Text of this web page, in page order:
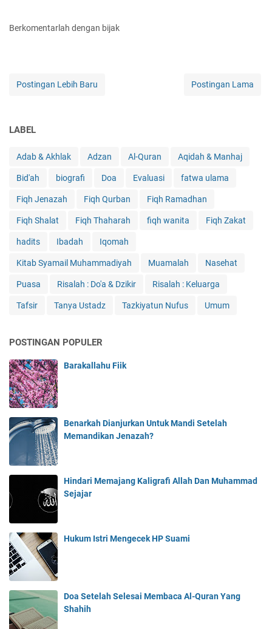
Berkomentarlah dengan bijak
Postingan Lebih Baru Postingan Lama
LABEL
Adab & Akhlak Adzan Al-Quran Aqidah & Manhaj
Bid'ah biografi Doa Evaluasi fatwa ulama
Fiqh Jenazah Fiqh Qurban Fiqh Ramadhan
Fiqh Shalat Fiqh Thaharah fiqh wanita Fiqh Zakat
hadits Ibadah Iqomah
Kitab Syamail Muhammadiyah Muamalah Nasehat
Puasa Risalah : Do'a & Dzikir Risalah : Keluarga
Tafsir Tanya Ustadz Tazkiyatun Nufus Umum
POSTINGAN POPULER
Barakallahu Fiik
Benarkah Dianjurkan Untuk Mandi Setelah
Memandikan Jenazah?
Hindari Memajang Kaligrafi Allah Dan Muhammad
Sejajar
Hukum Istri Mengecek HP Suami
Doa Setelah Selesai Membaca Al-Quran Yang
Shahih